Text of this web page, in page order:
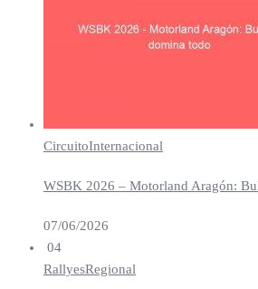
CircuitoInternacional
WSBK 2026 – Motorland Aragón:
07/06/2026
04
RallyesRegional